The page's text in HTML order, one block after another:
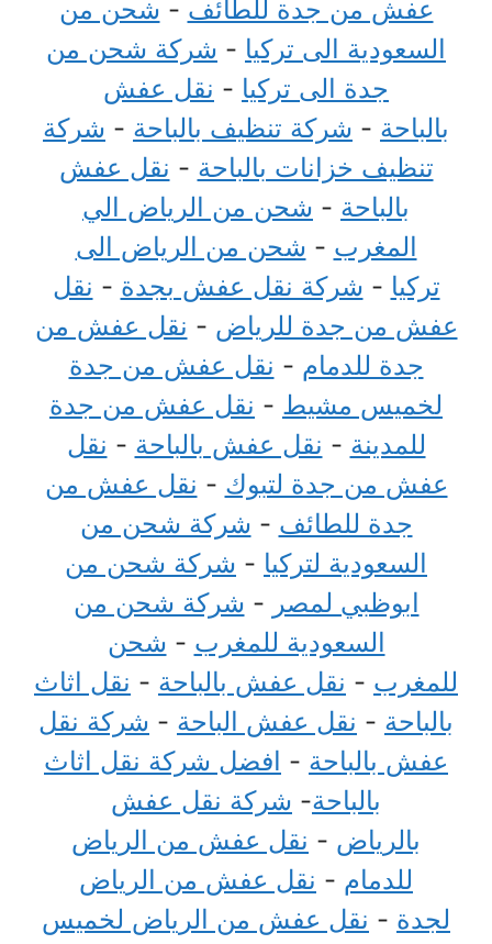
عفش من جدة للطائف - شحن من
السعودية الى تركيا - شركة شحن من
جدة الى تركيا - نقل عفش
بالباحة - شركة تنظيف بالباحة - شركة
تنظيف خزانات بالباحة - نقل عفش
بالباحة - شحن من الرياض الي
المغرب - شحن من الرياض الى
تركيا - شركة نقل عفش بجدة - نقل
عفش من جدة للرياض - نقل عفش من
جدة للدمام - نقل عفش من جدة
لخميس مشيط - نقل عفش من جدة
للمدينة - نقل عفش بالباحة - نقل
عفش من جدة لتبوك - نقل عفش من
جدة للطائف - شركة شحن من
السعودية لتركيا - شركة شحن من
ابوظبي لمصر - شركة شحن من
السعودية للمغرب - شحن
للمغرب - نقل عفش بالباحة - نقل اثاث
بالباحة - نقل عفش الباحة - شركة نقل
عفش بالباحة - افضل شركة نقل اثاث
بالباحة- شركة نقل عفش
بالرياض - نقل عفش من الرياض
للدمام - نقل عفش من الرياض
لجدة - نقل عفش من الرياض لخميس